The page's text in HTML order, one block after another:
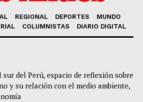
REGIONAL DEPORTES
MUNDO
COLUMNISTAS DIARIO DIGITAL
del Perú, espacio de reflexión sobre
y su relación con el medio ambiente,